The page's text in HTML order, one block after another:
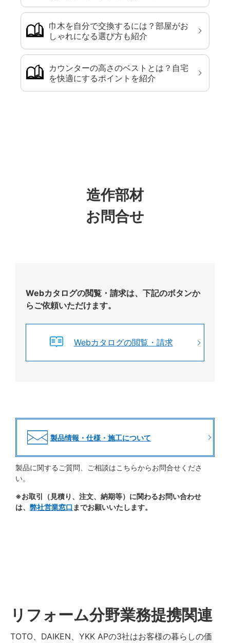
巾木を自分で交換するには？部屋がお
しゃれになる選び方も紹介
カウンターの高さのベストとは？自宅
を快適にするポイントを紹介
造作部材
お問合せ
Webカタログの閲覧・請求は、下記のボタンか
らご依頼いただけます。
Webカタログの閲覧・請求
製品情報・仕様・施工について
製品に関するご質問、ご相談はこちらからお問合せくださ
い。
※お取引（見積り、注文、納期等）に関わるお問い合わせ
は、 弊社営業窓口 までお願いいたします。
リフォーム分野業務提携関連
TOTO、DAIKEN、YKK APの3社はお客様の暮らしの価